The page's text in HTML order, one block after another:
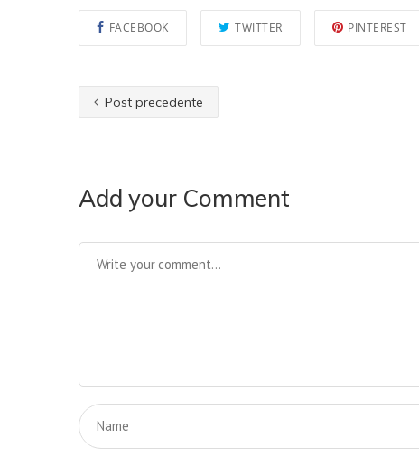
FACEBOOK TWITTER PINTEREST
Post precedente
Add your Comment